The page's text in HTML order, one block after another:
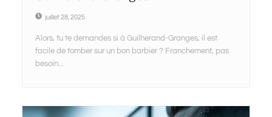
juillet 28, 2025
Alors, tu te demandes si à Guilherand-Granges, il est
facile de tomber sur un bon barbier ? Franchement, pas
besoin...